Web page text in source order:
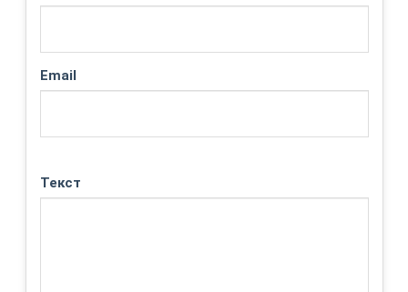
Email
Текст